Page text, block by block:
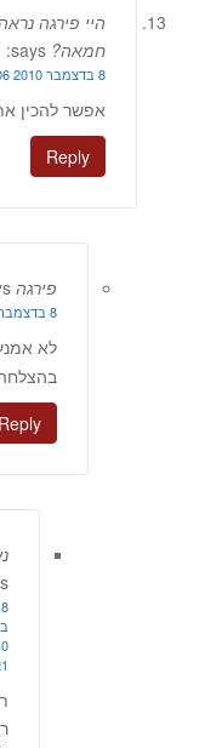
היי פירגה
חמאה? says:
8 בדצמבר 2010 at 16:06
אפשר להכין
Reply
פירגה
8 בדצמבר 2010 at 16:12
לא
Reply
8